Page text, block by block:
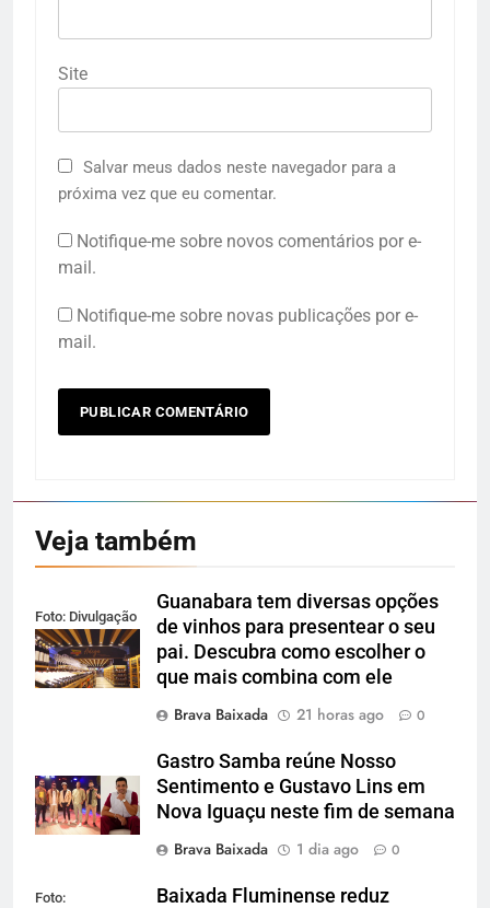
Site
Salvar meus dados neste navegador para a
próxima vez que eu comentar.
Notifique-me sobre novos comentários por e-
mail.
Notifique-me sobre novas publicações por e-
mail.
Veja também
Foto: Divulgação
Guanabara tem diversas opções
de vinhos para presentear o seu
pai. Descubra como escolher o
que mais combina com ele
Brava Baixada
21 horas ago 0
Gastro Samba reúne Nosso
Sentimento e Gustavo Lins em
Nova Iguaçu neste fim de semana
Brava Baixada
1 dia ago 0
Foto:
Baixada Fluminense reduz